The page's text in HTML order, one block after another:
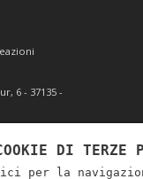
6 - 37135 -
Impr. VeronaDI TERZE
per la